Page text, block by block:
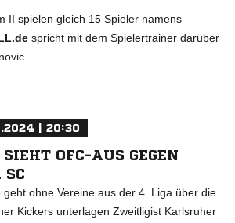
II spielen gleich 15 Spieler namens
spricht mit dem Spielertrainer darüber
| 20:30
OFC-AUS GEGEN
SC
geht ohne Vereine aus der 4. Liga über die
Kickers unterlagen Zweitligist Karlsruher